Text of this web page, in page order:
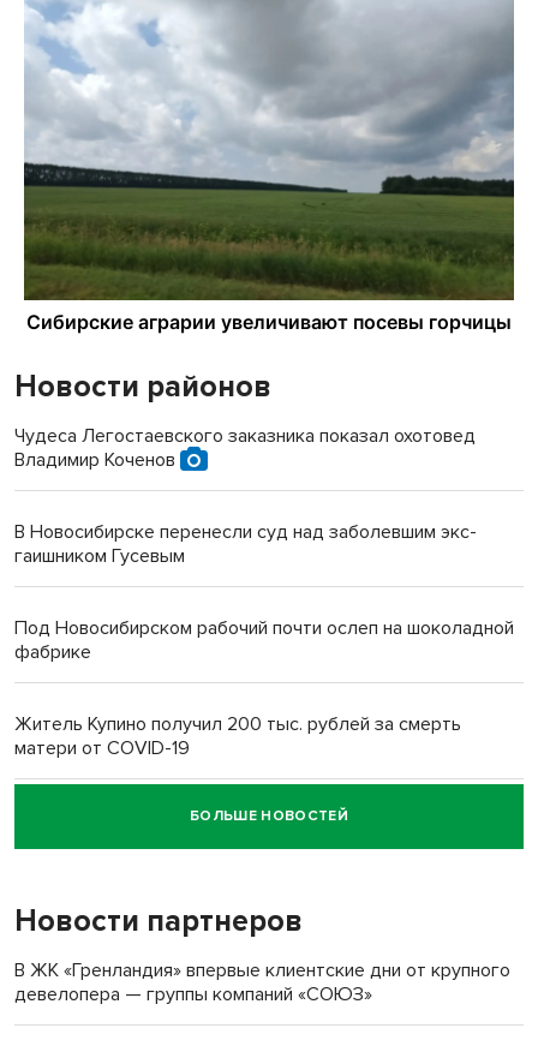
Новости районов
Чудеса Легостаевского заказника показал охотовед
Владимир Коченов
В Новосибирске перенесли суд над заболевшим экс-
гаишником Гусевым
Под Новосибирском рабочий почти ослеп на шоколадной
фабрике
Житель Купино получил 200 тыс. рублей за смерть
матери от COVID-19
Новосибирский суд наказал водителя за смерть
пенсионерки на вокзале
БОЛЬШЕ НОВОСТЕЙ
Новости партнеров
В ЖК «Гренландия» впервые клиентские дни от крупного
девелопера — группы компаний «СОЮЗ»